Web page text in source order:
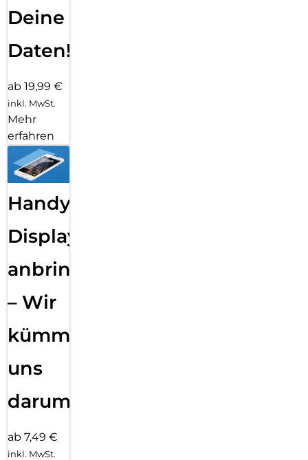
Deine
Daten!
ab 19,99 €
inkl. MwSt.
Mehr
erfahren
Handy
Displayfolie
anbringen
– Wir
kümmern
uns
darum!
ab 7,49 €
inkl. MwSt.